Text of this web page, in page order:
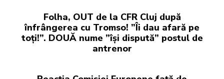
Folha, OUT de la CFR Cluj după
înfrângerea cu Tromso! ”Îi dau afară pe
toți!”. DOUĂ nume ”își dispută” postul de
antrenor